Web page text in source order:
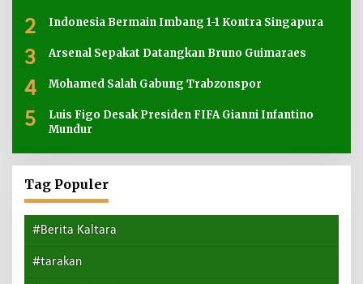
2 Indonesia Bermain Imbang 1-1 Kontra Singapura
3 Arsenal Sepakat Datangkan Bruno Guimaraes
4 Mohamed Salah Gabung Trabzonspor
5
Luis Figo Desak Presiden FIFA Gianni Infantino
Mundur
Tag Populer
#Berita Kaltara
#tarakan